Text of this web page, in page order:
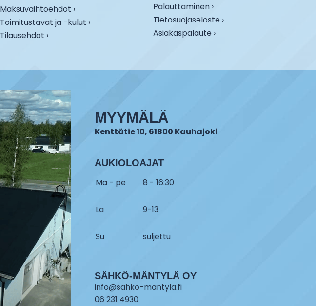
Maksuvaihtoehdot ›
Toimitustavat ja -kulut ›
Tilausehdot ›
Palauttaminen ›
Tietosuojaseloste ›
Asiakaspalaute ›
MYYMÄLÄ
Kenttätie 10, 61800 Kauhajoki
AUKIOLOAJAT
Ma - pe 8 - 16:30
La 9-13
Su suljettu
SÄHKÖ-MÄNTYLÄ OY
info@sahko-mantyla.fi
06 231 4930